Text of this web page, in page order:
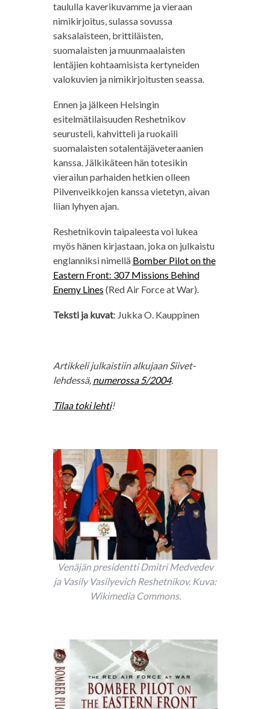
taululla kaverikuvamme ja vieraan
nimikirjoitus, sulassa sovussa
saksalaisteen, brittiläisten,
suomalaisten ja muunmaalaisten
lentäjien kohtaamisista kertyneiden
valokuvien ja nimikirjoitusten seassa.
Ennen ja jälkeen Helsingin
esitelmätilaisuuden Reshetnikov
seurusteli, kahvitteli ja ruokaili
suomalaisten sotalentäjäveteraanien
kanssa. Jälkikäteen hän totesikin
vierailun parhaiden hetkien olleen
Pilvenveikkojen kanssa vietetyn, aivan
liian lyhyen ajan.
Reshetnikovin taipaleesta voi lukea
myös hänen kirjastaan, joka on julkaistu
englanniksi nimellä Bomber Pilot on the
Eastern Front: 307 Missions Behind
Enemy Lines (Red Air Force at War).
Teksti ja kuvat: Jukka O. Kauppinen
Artikkeli julkaistiin alkujaan Siivet-
lehdessä, numerossa 5/2004.
Tilaa toki lehti!
Venäjän presidentti Dmitri Medvedev
ja Vasily Vasilyevich Reshetnikov. Kuva:
Wikimedia Commons.